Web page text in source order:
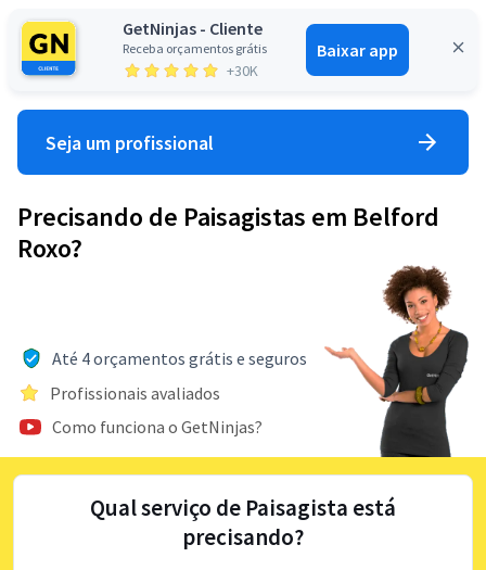
GetNinjas - Cliente
Receba orçamentos grátis
+30K
Baixar app
Entrar
Seja um profissional
Precisando de Paisagistas em Belford
Roxo?
Até 4 orçamentos grátis e seguros
Profissionais avaliados
Como funciona o GetNinjas?
Qual serviço de Paisagista está
precisando?